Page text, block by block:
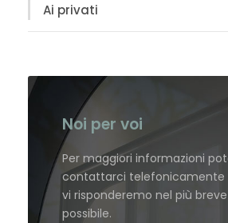
Ai privati
Noi per voi
Per maggiori informazioni
contattarci telefonicamente
vi risponderemo nel più
possibile.